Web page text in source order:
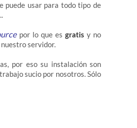
puede usar para todo tipo de
por lo que es gratis y no
servidor.
por eso su instalación son
sucio por nosotros. Sólo